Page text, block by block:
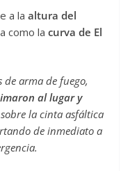
a la altura del
como la curva de El
de arma de fuego,
al lugar y
sobre la cinta asfáltica
de inmediato a